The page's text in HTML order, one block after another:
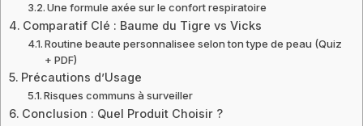
Une formule axée sur le confort respiratoire
Comparatif Clé : Baume du Tigre vs Vicks
Routine beaute personnalisee selon ton type de peau (Quiz
+ PDF)
Précautions d’Usage
Risques communs à surveiller
Conclusion : Quel Produit Choisir ?